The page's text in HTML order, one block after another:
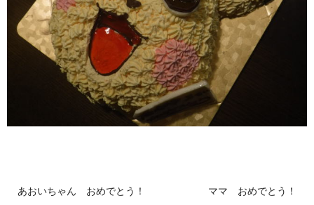
あおいちゃん おめでとう！ ママ おめでとう！